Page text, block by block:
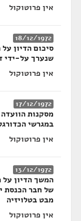
אין פרוטוקול
18/12/1972
סיכום הדיון
שנערך על-ידי
אין פרוטוקול
17/12/1972
מסקנות
במגרשי
אין פרוטוקול
13/12/1972
המשך הדיון
של חבר הכנסת
מבט בטלויזיה
אין פרוטוקול